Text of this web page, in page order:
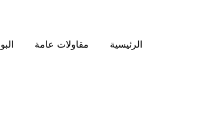
الرئيسية مقاولات عامة